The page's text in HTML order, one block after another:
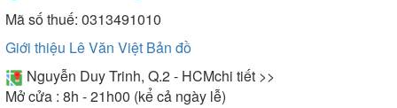
Mã số thuế: 0313491010
Giới thiệu Lê Văn Việt Bản đồ
Nguyễn Duy Trinh, Q.2 - HCMchi tiết >>
Mở cửa : 8h - 21h00 (kể cả ngày lễ)